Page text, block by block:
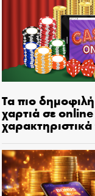
Τα πιο
χαρτιά σε online
χαρακτηριστικά